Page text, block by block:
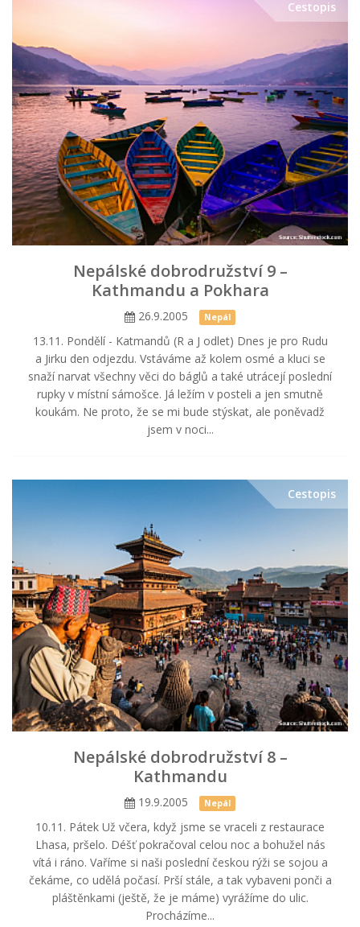
Cestopis
Nepálské dobrodružství 9 –
Kathmandu a Pokhara
26.9.2005 Nepál
13.11. Pondělí - Katmandů (R a J odlet) Dnes je pro Rudu
a Jirku den odjezdu. Vstáváme až kolem osmé a kluci se
snaží narvat všechny věci do báglů a také utrácejí poslední
rupky v místní sámošce. Já ležím v posteli a jen smutně
koukám. Ne proto, že se mi bude stýskat, ale poněvadž
jsem v noci...
Cestopis
Nepálské dobrodružství 8 –
Kathmandu
19.9.2005 Nepál
10.11. Pátek Už včera, když jsme se vraceli z restaurace
Lhasa, pršelo. Déšť pokračoval celou noc a bohužel nás
vítá i ráno. Vaříme si naši poslední českou rýži se sojou a
čekáme, co udělá počasí. Prší stále, a tak vybaveni ponči a
pláštěnkami (ještě, že je máme) vyrážíme do ulic.
Procházíme...